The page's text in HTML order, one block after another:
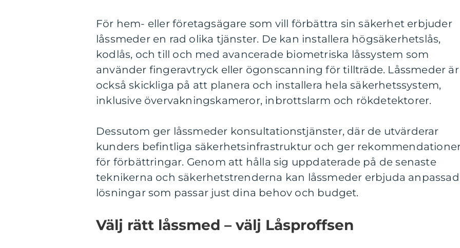
För hem- eller företagsägare som vill förbättra sin säkerhet erbjuder
låssmeder en rad olika tjänster. De kan installera högsäkerhetslås,
kodlås, och till och med avancerade biometriska låssystem som
använder fingeravtryck eller ögonscanning för tillträde. Låssmeder är
också skickliga på att planera och installera hela säkerhetssystem,
inklusive övervakningskameror, inbrottslarm och rökdetektorer.
Dessutom ger låssmeder konsultationstjänster, där de utvärderar
kunders befintliga säkerhetsinfrastruktur och ger
för förbättringar. Genom att hålla sig uppdaterade på de senaste
teknikerna och säkerhetstrenderna kan låssmeder erbjuda
lösningar som passar just dina behov och budget.
Välj rätt låssmed – välj Låsproffsen